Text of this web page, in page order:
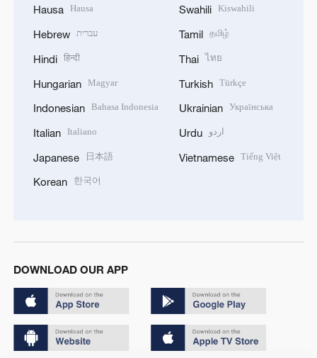
Hausa Hausa
Hebrew עברית
Hindi हिन्दी
Hungarian Magyar
Indonesian Bahasa Indonesia
Italian Italiano
Japanese 日本語
Korean 한국어
Swahili Kiswahili
Tamil தமிழ்
Thai ไทย
Turkish Türkçe
Ukrainian Українська
Urdu اردو
Vietnamese Tiếng Việt
DOWNLOAD OUR APP